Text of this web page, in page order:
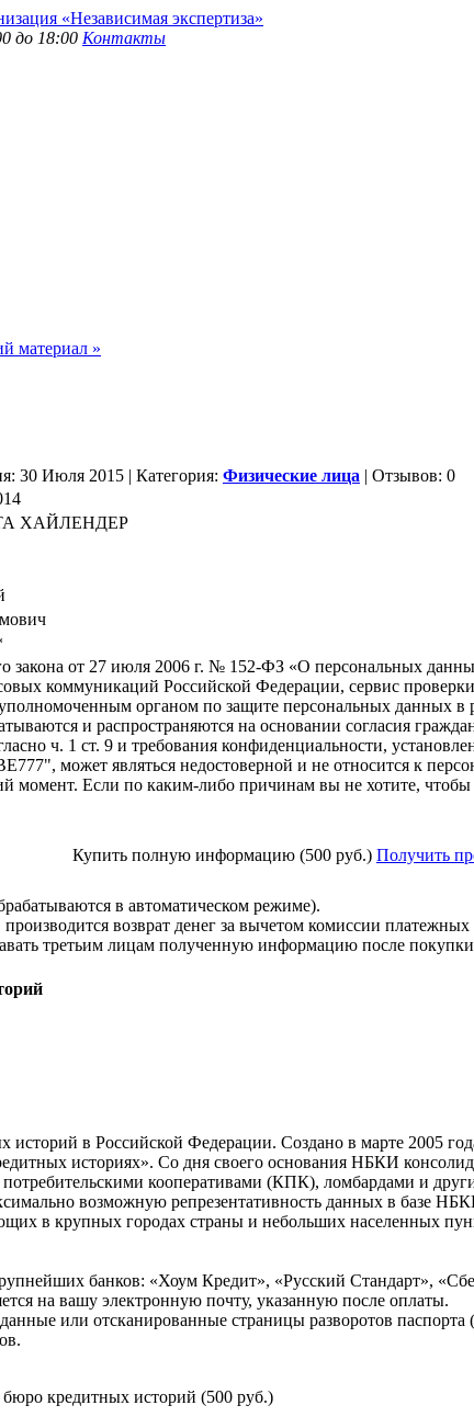
до 18:00 Контакты
материал »
30 Июля 2015 | Категория: Физические лица | Отзывов: 0
ХАЙЛЕНДЕР
закона от 27 июля 2006 г. № 152-ФЗ «О персональных
коммуникаций Российской Федерации, сервис
органом по защите персональных данных в
и распространяются на основании согласия
ч. 1 ст. 9 и требования конфиденциальности,
может являться недостоверной и не относится к
момент. Если по каким-либо причинам вы не хотите,
Купить полную информацию (500 руб.) Получить
в автоматическом режиме).
возврат денег за вычетом комиссии платежных
третьим лицам полученную информацию после
в Российской Федерации. Создано в марте 2005
историях». Со дня своего основания НБКИ
кооперативами (КПК), ломбардами и
возможную репрезентативность данных в
в крупных городах страны и небольших населенных
банков: «Хоум Кредит», «Русский Стандарт»,
на вашу электронную почту, указанную после оплаты.
или отсканированные страницы разворотов
кредитных историй (500 руб.)